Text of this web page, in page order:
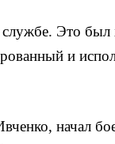
службе. Это
и
начал